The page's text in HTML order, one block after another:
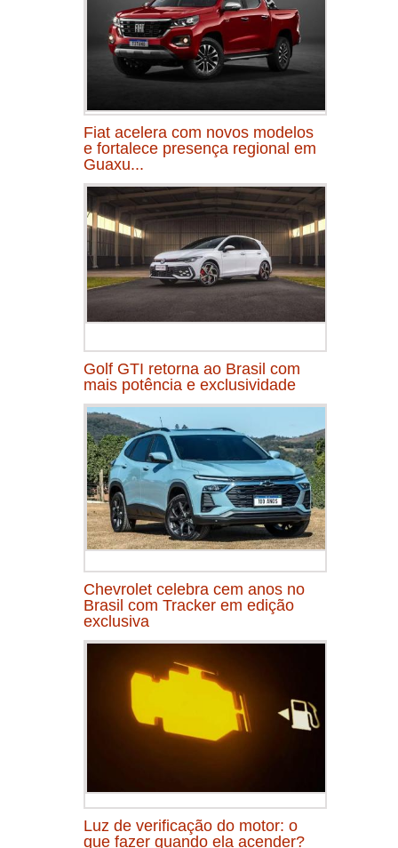
Fiat acelera com novos modelos
e fortalece presença regional em
Guaxu...
Golf GTI retorna ao Brasil com
mais potência e exclusividade
Chevrolet celebra cem anos no
Brasil com Tracker em edição
exclusiva
Luz de verificação do motor: o
que fazer quando ela acender?